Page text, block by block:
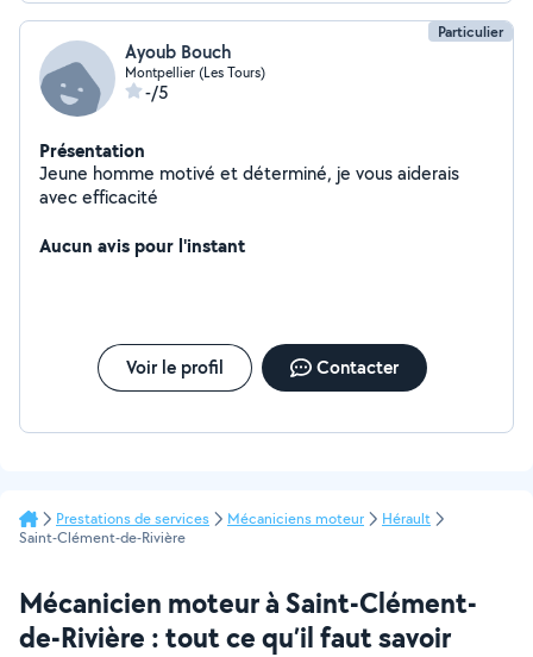
Particulier
Ayoub Bouch
Montpellier (Les Tours)
-/5
Présentation
Jeune homme motivé et déterminé, je vous aiderais
avec efficacité
Aucun avis pour l'instant
Voir le profil Contacter
Prestations de services Mécaniciens moteur
Hérault
Saint-Clément-de-Rivière
Mécanicien moteur à Saint-Clément-
de-Rivière : tout ce qu’il faut savoir